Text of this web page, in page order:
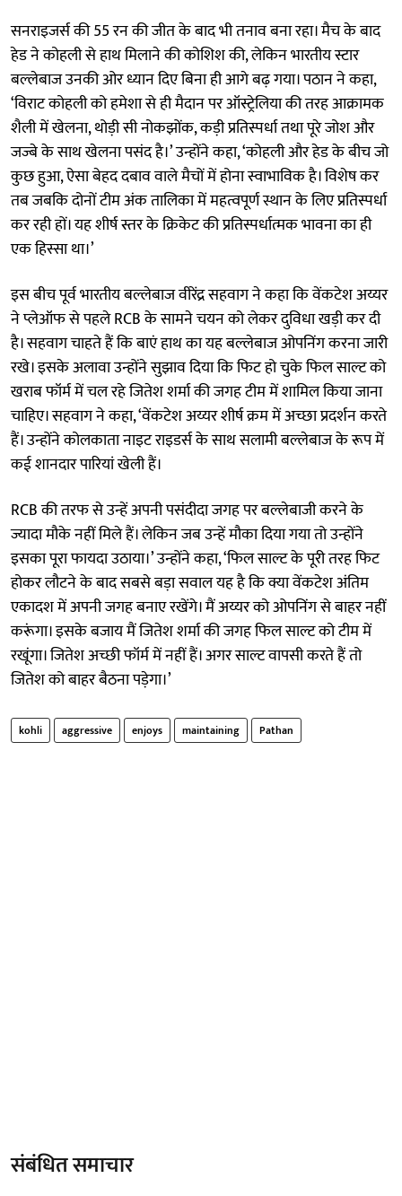
सनराइजर्स की 55 रन की जीत के बाद भी तनाव बना रहा। मैच के बाद
हेड ने कोहली से हाथ मिलाने की कोशिश की, लेकिन भारतीय स्टार
बल्लेबाज उनकी ओर ध्यान दिए बिना ही आगे बढ़ गया। पठान ने कहा,
‘विराट कोहली को हमेशा से ही मैदान पर ऑस्ट्रेलिया की तरह आक्रामक
शैली में खेलना, थोड़ी सी नोकझोंक, कड़ी प्रतिस्पर्धा तथा पूरे जोश और
जज्बे के साथ खेलना पसंद है।’ उन्होंने कहा, ‘कोहली और हेड के बीच जो
कुछ हुआ, ऐसा बेहद दबाव वाले मैचों में होना स्वाभाविक है। विशेष कर
तब जबकि दोनों टीम अंक तालिका में महत्वपूर्ण स्थान के लिए प्रतिस्पर्धा
कर रही हों। यह शीर्ष स्तर के क्रिकेट की प्रतिस्पर्धात्मक भावना का ही
एक हिस्सा था।’
इस बीच पूर्व भारतीय बल्लेबाज वीरेंद्र सहवाग ने कहा कि वेंकटेश अय्यर
ने प्लेऑफ से पहले RCB के सामने चयन को लेकर दुविधा खड़ी कर दी
है। सहवाग चाहते हैं कि बाएं हाथ का यह बल्लेबाज ओपनिंग करना जारी
रखे। इसके अलावा उन्होंने सुझाव दिया कि फिट हो चुके फिल साल्ट को
खराब फॉर्म में चल रहे जितेश शर्मा की जगह टीम में शामिल किया जाना
चाहिए। सहवाग ने कहा, ‘वेंकटेश अय्यर शीर्ष क्रम में अच्छा प्रदर्शन करते
हैं। उन्होंने कोलकाता नाइट राइडर्स के साथ सलामी बल्लेबाज के रूप में
कई शानदार पारियां खेली हैं।
RCB की तरफ से उन्हें अपनी पसंदीदा जगह पर बल्लेबाजी करने के
ज्यादा मौके नहीं मिले हैं। लेकिन जब उन्हें मौका दिया गया तो उन्होंने
इसका पूरा फायदा उठाया।’ उन्होंने कहा, ‘फिल साल्ट के पूरी तरह फिट
होकर लौटने के बाद सबसे बड़ा सवाल यह है कि क्या वेंकटेश अंतिम
एकादश में अपनी जगह बनाए रखेंगे। मैं अय्यर को ओपनिंग से बाहर नहीं
करूंगा। इसके बजाय मैं जितेश शर्मा की जगह फिल साल्ट को टीम में
रखूंगा। जितेश अच्छी फॉर्म में नहीं हैं। अगर साल्ट वापसी करते हैं तो
जितेश को बाहर बैठना पड़ेगा।’
kohli aggressive enjoys maintaining Pathan
संबंधित समाचार